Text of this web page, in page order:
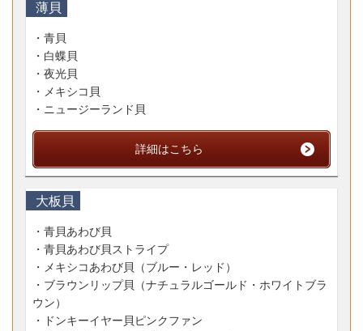
薄貝
・青貝
・白蝶貝
・夜光貝
・メキシコ貝
・ニュージーランド貝
詳細はこちら
大板貝
・青貝あわび貝
・青貝あわび貝ストライプ
・メキシコあわび貝
（ブルー・レッド）
・ブラウンリップ貝
（ナチュラルゴールド・ホワイトブラ
ウン）
・ドンキーイヤー貝ピンクファン